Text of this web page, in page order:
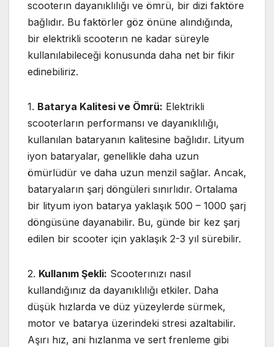
scooterın dayanıklılığı ve ömrü, bir dizi faktöre
bağlıdır. Bu faktörler göz önüne alındığında,
bir elektrikli scooterın ne kadar süreyle
kullanılabileceği konusunda daha net bir fikir
edinebiliriz.
1. Batarya Kalitesi ve Ömrü: Elektrikli
scooterların performansı ve dayanıklılığı,
kullanılan bataryanın kalitesine bağlıdır. Lityum
iyon bataryalar, genellikle daha uzun
ömürlüdür ve daha uzun menzil sağlar. Ancak,
bataryaların şarj döngüleri sınırlıdır. Ortalama
bir lityum iyon batarya yaklaşık 500 – 1000 şarj
döngüsüne dayanabilir. Bu, günde bir kez şarj
edilen bir scooter için yaklaşık 2-3 yıl sürebilir.
2. Kullanım Şekli: Scooterınızı nasıl
kullandığınız da dayanıklılığı etkiler. Daha
düşük hızlarda ve düz yüzeylerde sürmek,
motor ve batarya üzerindeki stresi azaltabilir.
Aşırı hız, ani hızlanma ve sert frenleme gibi